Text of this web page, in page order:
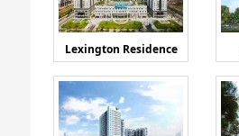
Lexington Residence